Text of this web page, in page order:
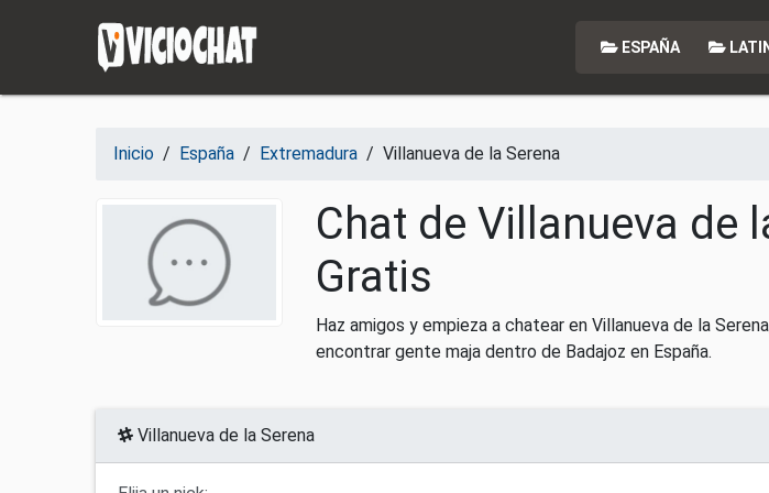
ESPAÑA
Inicio / España / Extremadura / Villanueva de la Serena
Chat de Villanueva de
Gratis
Haz amigos y empieza a chatear en Villanueva de la
encontrar gente maja dentro de Badajoz en España.
Villanueva de la Serena